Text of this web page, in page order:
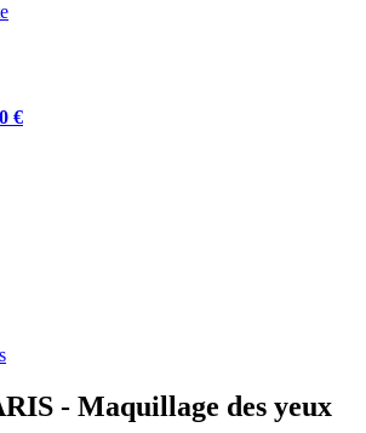
€
- Maquillage des yeux